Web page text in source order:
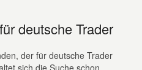
deutsche Trader
der für deutsche Trader
sich die Suche schon